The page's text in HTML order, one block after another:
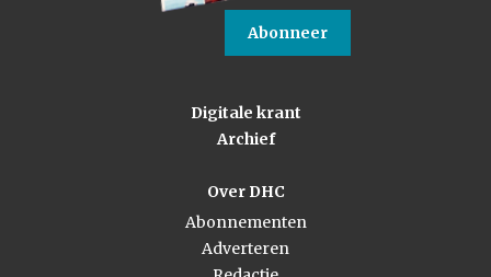
Abonneer
Digitale krant
Archief
Over DHC
Abonnementen
Adverteren